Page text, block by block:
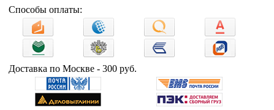
Способы оплаты:
Доставка по Москве - 300 руб.